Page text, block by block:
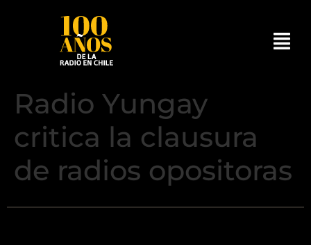
Radio Yungay
critica la clausura
de radios opositoras